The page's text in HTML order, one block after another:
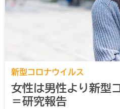
新型コロナウイルス
女性は男性より新型
＝研究報告